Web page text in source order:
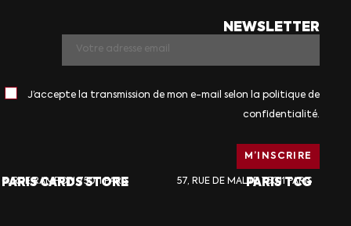
NEWSLETTER
J’accepte la transmission de mon e-mail selon la politique de
confidentialité.
PARIS CARDS STORE
6, RUE RAMPON 75011 PARIS PARIS TCG
57, RUE DE MALTE 75011 PARIS